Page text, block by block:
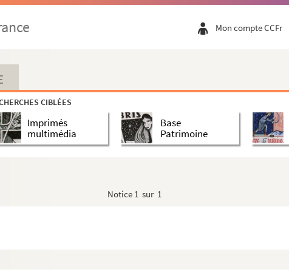
Mon compte CCFr
CIBLÉES
Imprimés
multimédia
Base
Patrimoine
Notice 1 sur 1